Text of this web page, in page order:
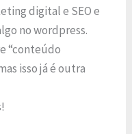
digital e SEO e
no wordpress.
“conteúdo
isso já é outra